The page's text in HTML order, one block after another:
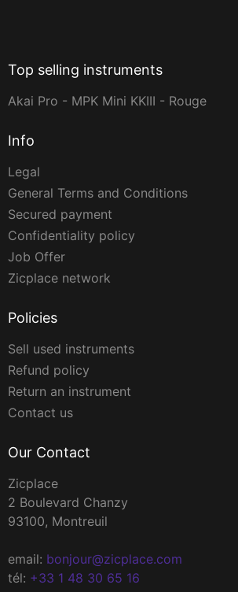
Top selling instruments
Akai Pro - MPK Mini KKIII - Rouge
Info
Legal
General Terms and Conditions
Secured payment
Confidentiality policy
Job Offer
Zicplace network
Policies
Sell used instruments
Refund policy
Return an instrument
Contact us
Our Contact
Zicplace
2 Boulevard Chanzy
93100, Montreuil
email: bonjour@zicplace.com
tél: +33 1 48 30 65 16